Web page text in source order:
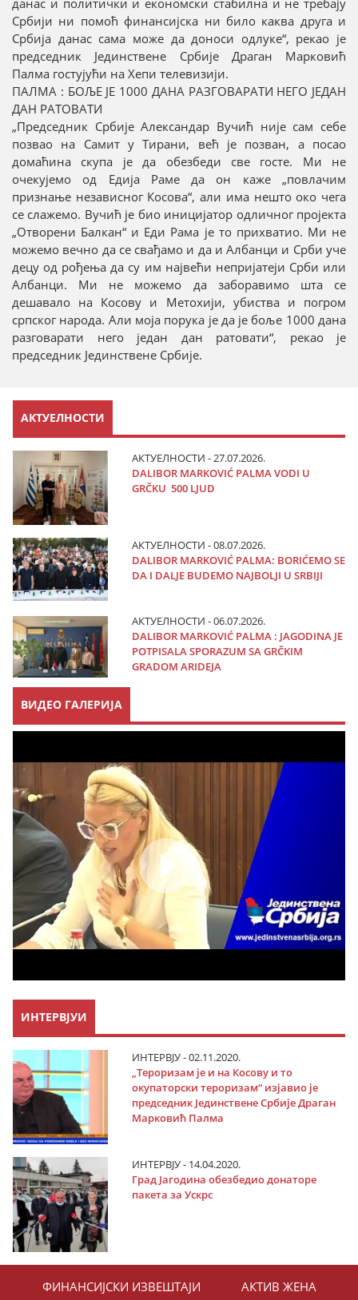
Србији ни помоћ финансијска ни било каква друга и
Србија данас сама може да доноси одлуке“, рекао је
председник Јединствене Србије Драган Марковић
Палма гостујући на Хепи телевизији.
ПАЛМА : БОЉЕ ЈЕ 1000 ДАНА РАЗГОВАРАТИ НЕГО ЈЕДАН
ДАН РАТОВАТИ
„Председник Србије Александар Вучић није сам себе
позвао на Самит у Тирани, већ је позван, а посао
домаћина скупа је да обезбеди све госте. Ми не
очекујемо од Едија Раме да он каже „повлачим
признање независног Косова“, али има нешто око чега
се слажемо. Вучић је био иницијатор одличног пројекта
„Отворени Балкан“ и Еди Рама је то прихватио. Ми не
можемо вечно да се свађамо и да и Албанци и Срби уче
децу од рођења да су им највећи непријатеји Срби или
Албанци. Ми не можемо да заборавимо шта се
дешавало на Косову и Метохији, убиства и погром
српског народа. Али моја порука је да је боље 1000 дана
разговарати него један дан ратовати“, рекао је
председник Јединствене Србије.
АКТУЕЛНОСТИ
АКТУЕЛНОСТИ - 27.07.2026.
DALIBOR MARKOVIĆ PALMA VODI U
GRČKU 500 LJUD
АКТУЕЛНОСТИ - 08.07.2026.
DALIBOR MARKOVIĆ PALMA: BORIĆEMO SE
DA I DALJE BUDEMO NAJBOLJI U SRBIJI
АКТУЕЛНОСТИ - 06.07.2026.
DALIBOR MARKOVIĆ PALMA : JAGODINA JE
POTPISALA SPORAZUM SA GRČKIM
GRADOM ARIDEJA
ВИДЕО ГАЛЕРИЈА
ИНТЕРВЈУИ
ИНТЕРВЈУ - 02.11.2020.
„Тероризам је и на Косову и то
окупаторски тероризам“ изјавио је
председник Јединствене Србије Драган
Марковић Палма
ИНТЕРВЈУ - 14.04.2020.
Град Јагодина обезбедио донаторе
пакета за Ускрс
ФИНАНСИЈСКИ ИЗВЕШТАЈИ АКТИВ ЖЕНА